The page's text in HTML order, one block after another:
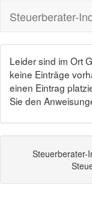
Steuerberater-
Leider sind im Ort
keine Einträge
einen Eintrag
Sie den
Steuerberater-